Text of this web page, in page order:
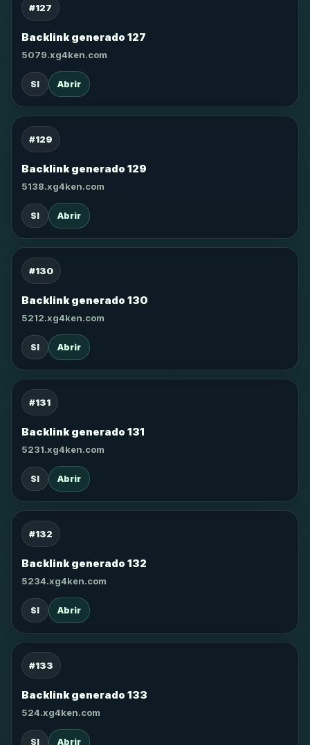
#127
Backlink generado 127
5079.xg4ken.com
SI Abrir
#129
Backlink generado 129
5138.xg4ken.com
SI Abrir
#130
Backlink generado 130
5212.xg4ken.com
SI Abrir
#131
Backlink generado 131
5231.xg4ken.com
SI Abrir
#132
Backlink generado 132
5234.xg4ken.com
SI Abrir
#133
Backlink generado 133
524.xg4ken.com
SI Abrir